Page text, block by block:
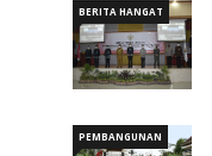
BERITA HANGAT
PEMBANGUNAN